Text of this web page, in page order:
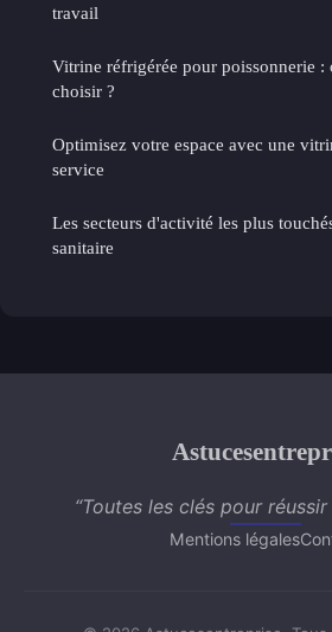
travail
Vitrine réfrigérée pour poissonnerie :
choisir ?
Optimisez votre espace avec une
service
Les secteurs d'activité les plus
sanitaire
“Toutes les clés pour
Mentions légales